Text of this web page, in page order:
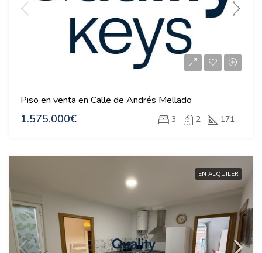
Piso en venta en Calle de Andrés Mellado
1.575.000€ 3 2 171
EN ALQUILER